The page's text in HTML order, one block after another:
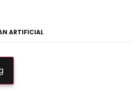
ARTIFICIAL